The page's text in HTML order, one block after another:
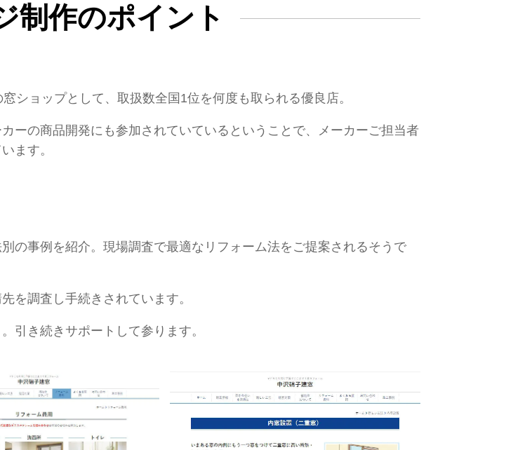
制作のポイント
ショップとして、取扱数全国1位を何度も取られる優良店。
ーの商品開発にも参加されていているということで、メーカーご担当者
ます。
の事例を紹介。現場調査で最適なリフォーム法をご提案されるそうで
を調査し手続きされています。
引き続きサポートして参ります。